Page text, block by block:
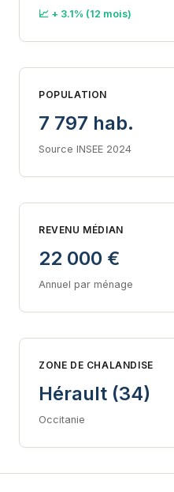
📈 + 3.1% (12 mois)
POPULATION
7 797 hab.
Source INSEE 2024
REVENU MÉDIAN
22 000 €
Annuel par ménage
ZONE DE CHALANDISE
Hérault (34)
Occitanie